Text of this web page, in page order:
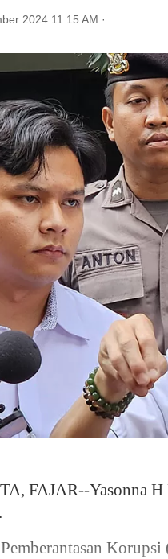
2024 11:15 AM ·
FAJAR--Yasonna